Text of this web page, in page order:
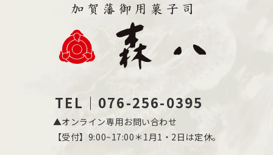
TEL｜076-256-0395
▲オンライン専用お問い合わせ
【受付】9:00~17:00＊1月1・2日は定休。